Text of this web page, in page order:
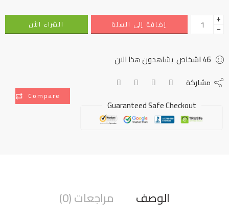
+
− إضافة إلى السلة الشراء الأن
46اشخاص يشاهدون هذا الان
Compare
مشاركة
Guaranteed Safe Checkout
الوصف مراجعات (0)